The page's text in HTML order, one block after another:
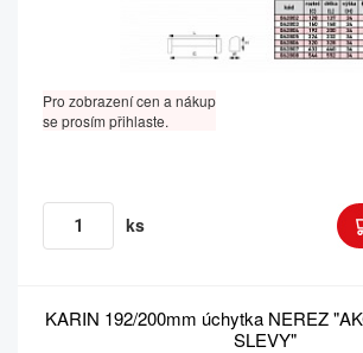
Pro zobrazení cen a nákup
se prosím přihlaste.
ks
KARIN 192/200mm úchytka NEREZ
SLEVY"